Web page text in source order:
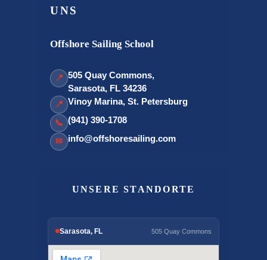
UNS
Offshore Sailing School
📍 505 Quay Commons,
Sarasota, FL 34236
📍 Vinoy Marina, St. Petersburg
📞 (941) 390-1708
✉ info@offshoresailing.com
UNSERE STANDORTE
Sarasota, FL 505 Quay Commons